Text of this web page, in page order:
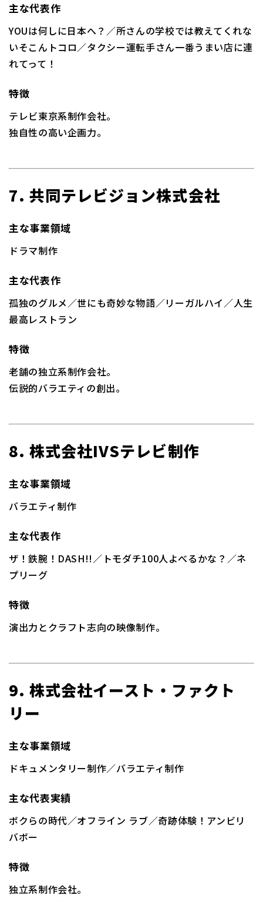
主な代表作
YOUは何しに日本へ？／所さんの学校では教えてくれな
いそこんトコロ／タクシー運転手さん一番うまい店に連
れてって！
特徴
テレビ東京系制作会社。
独自性の高い企画力。
7. 共同テレビジョン株式会社
主な事業領域
ドラマ制作
主な代表作
孤独のグルメ／世にも奇妙な物語／リーガルハイ／人生
最高レストラン
特徴
老舗の独立系制作会社。
伝説的バラエティの創出。
8. 株式会社IVSテレビ制作
主な事業領域
バラエティ制作
主な代表作
ザ！鉄腕！DASH!!／トモダチ100人よべるかな？／ネ
プリーグ
特徴
演出力とクラフト志向の映像制作。
9. 株式会社イースト・ファクト
リー
主な事業領域
ドキュメンタリー制作／バラエティ制作
主な代表実績
ボクらの時代／オフライン ラブ／奇跡体験！アンビリ
バボー
特徴
独立系制作会社。